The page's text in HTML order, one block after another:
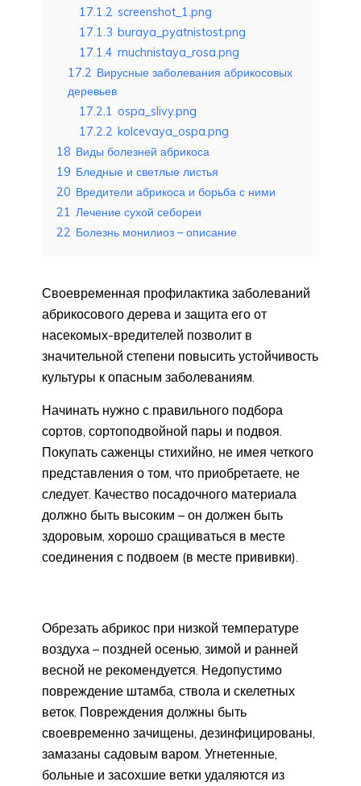
17.1.2 screenshot_1.png
17.1.3 buraya_pyatnistost.png
17.1.4 muchnistaya_rosa.png
17.2 Вирусные заболевания абрикосовых
деревьев
17.2.1 ospa_slivy.png
17.2.2 kolcevaya_ospa.png
18 Виды болезней абрикоса
19 Бледные и светлые листья
20 Вредители абрикоса и борьба с ними
21 Лечение сухой себореи
22 Болезнь монилиоз – описание
Своевременная профилактика заболеваний
абрикосового дерева и защита его от
насекомых-вредителей позволит в
значительной степени повысить устойчивость
культуры к опасным заболеваниям.
Начинать нужно с правильного подбора
сортов, сортоподвойной пары и подвоя.
Покупать саженцы стихийно, не имея четкого
представления о том, что приобретаете, не
следует. Качество посадочного материала
должно быть высоким – он должен быть
здоровым, хорошо сращиваться в месте
соединения с подвоем (в месте прививки).
Обрезать абрикос при низкой температуре
воздуха – поздней осенью, зимой и ранней
весной не рекомендуется. Недопустимо
повреждение штамба, ствола и скелетных
веток. Повреждения должны быть
своевременно зачищены, дезинфицированы,
замазаны садовым варом. Угнетенные,
больные и засохшие ветки удаляются из